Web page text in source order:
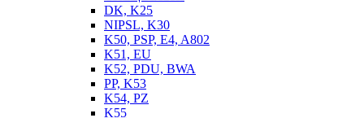
DK, K25
NIPSL, K30
K50, PSP, E4, A802
K51, EU
K52, PDU, BWA
PP, K53
K54, PZ
K55